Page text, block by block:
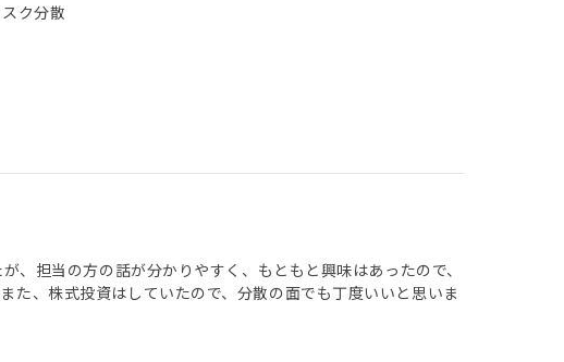
ク分散
担当の方の話が分かりやすく、もともと興味はあったので、
た、株式投資はしていたので、分散の面でも丁度いいと思いま